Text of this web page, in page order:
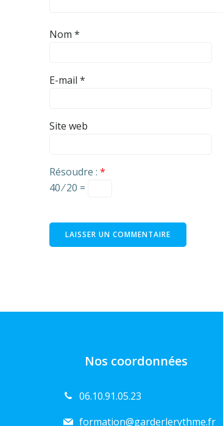
Nom *
E-mail *
Site web
Résoudre : *
40 ⁄ 20 =
Nos coordonnées
06.10.91.05.23
formation@garderlerythme.fr